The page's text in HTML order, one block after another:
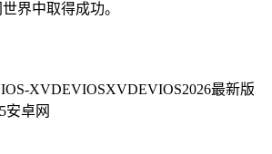
界中取得成功。
XVDEVIOSXVDEVIOS2026最新版
安卓网